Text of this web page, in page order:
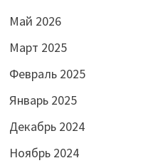
Май 2026
Март 2025
Февраль 2025
Январь 2025
Декабрь 2024
Ноябрь 2024